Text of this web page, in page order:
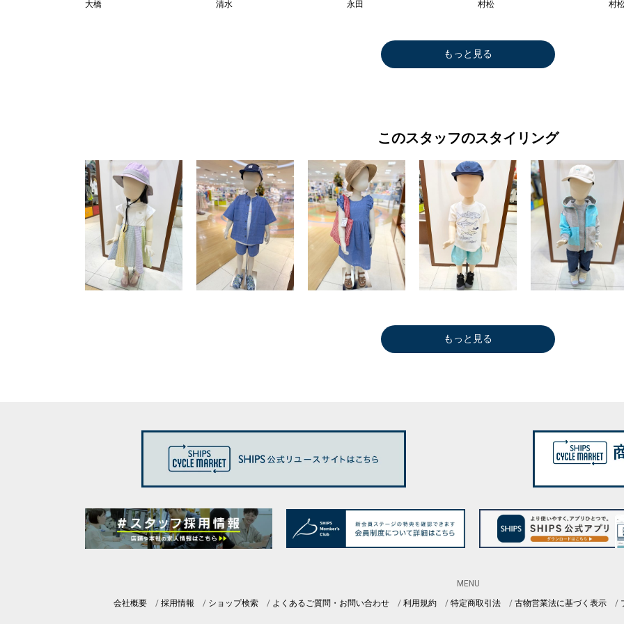
大橋 清水 永田 村松 村
もっと見る
このスタッフのスタイリング
もっと見る
MENU
会社概要
採用情報 ショップ検索 よくあるご質問・お問い合わせ 利用規約 特定商取引法 古物営業法に基づく表示